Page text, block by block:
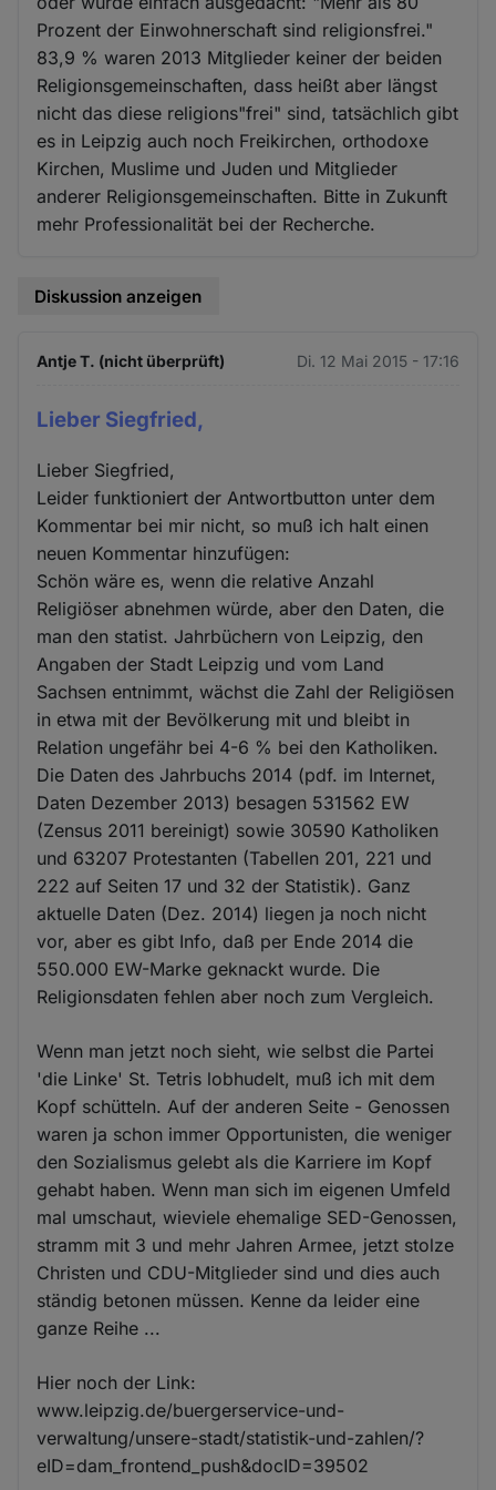
Prozent der Einwohnerschaft sind religionsfrei."
83,9 % waren 2013 Mitglieder keiner der beiden
Religionsgemeinschaften, dass heißt aber längst
nicht das diese religions"frei" sind, tatsächlich gibt
es in Leipzig auch noch Freikirchen, orthodoxe
Kirchen, Muslime und Juden und Mitglieder
anderer Religionsgemeinschaften. Bitte in Zukunft
mehr Professionalität bei der Recherche.
Diskussion anzeigen
Antje T. (nicht überprüft) Di. 12 Mai 2015 - 17:16
Lieber Siegfried,
Lieber Siegfried,
Leider funktioniert der Antwortbutton unter dem
Kommentar bei mir nicht, so muß ich halt einen
neuen Kommentar hinzufügen:
Schön wäre es, wenn die relative Anzahl
Religiöser abnehmen würde, aber den Daten, die
man den statist. Jahrbüchern von Leipzig, den
Angaben der Stadt Leipzig und vom Land
Sachsen entnimmt, wächst die Zahl der Religiösen
in etwa mit der Bevölkerung mit und bleibt in
Relation ungefähr bei 4-6 % bei den Katholiken.
Die Daten des Jahrbuchs 2014 (pdf. im Internet,
Daten Dezember 2013) besagen 531562 EW
(Zensus 2011 bereinigt) sowie 30590 Katholiken
und 63207 Protestanten (Tabellen 201, 221 und
222 auf Seiten 17 und 32 der Statistik). Ganz
aktuelle Daten (Dez. 2014) liegen ja noch nicht
vor, aber es gibt Info, daß per Ende 2014 die
550.000 EW-Marke geknackt wurde. Die
Religionsdaten fehlen aber noch zum Vergleich.
Wenn man jetzt noch sieht, wie selbst die Partei
'die Linke' St. Tetris lobhudelt, muß ich mit dem
Kopf schütteln. Auf der anderen Seite - Genossen
waren ja schon immer Opportunisten, die weniger
den Sozialismus gelebt als die Karriere im Kopf
gehabt haben. Wenn man sich im eigenen Umfeld
mal umschaut, wieviele ehemalige SED-Genossen,
stramm mit 3 und mehr Jahren Armee, jetzt stolze
Christen und CDU-Mitglieder sind und dies auch
ständig betonen müssen. Kenne da leider eine
ganze Reihe ...
Hier noch der Link:
www.leipzig.de/buergerservice-und-
verwaltung/unsere-stadt/statistik-und-zahlen/?
eID=dam_frontend_push&docID=39502
und
Cookies